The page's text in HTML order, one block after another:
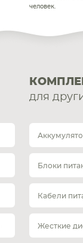
человек.
для
Блоки
Кабели
Жесткие